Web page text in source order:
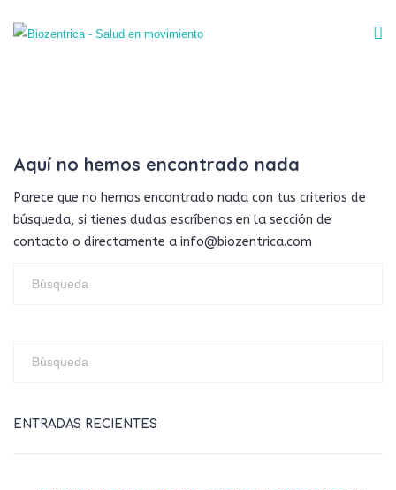
Aquí no hemos encontrado nada
Parece que no hemos encontrado nada con tus criterios de
búsqueda, si tienes dudas escríbenos en la sección de
contacto o directamente a info@biozentrica.com
ENTRADAS RECIENTES